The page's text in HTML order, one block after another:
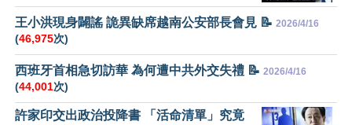
王小洪現身闢謠 詭異缺席越南公安部長會見 📝 2026/4/16
(46,975次)
西班牙首相急切訪華 為何遭中共外交失禮 📝 2026/4/16
(44,001次)
許家印交出政治投降書 「活命清單」究竟